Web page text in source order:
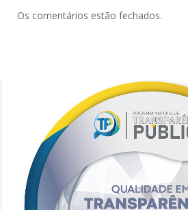
Os comentários estão fechados.